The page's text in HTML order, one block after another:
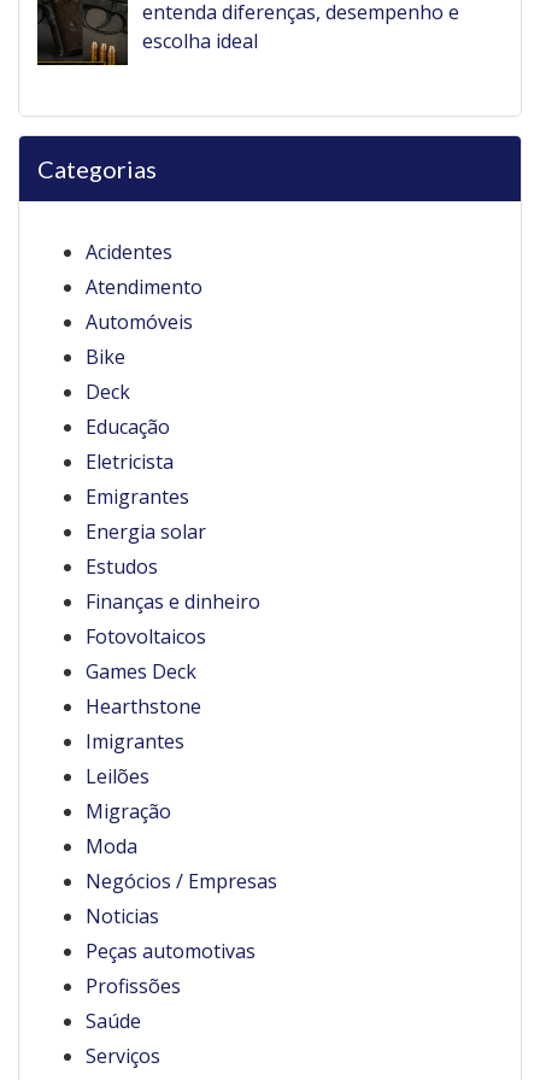
entenda diferenças, desempenho e
escolha ideal
Categorias
Acidentes
Atendimento
Automóveis
Bike
Deck
Educação
Eletricista
Emigrantes
Energia solar
Estudos
Finanças e dinheiro
Fotovoltaicos
Games Deck
Hearthstone
Imigrantes
Leilões
Migração
Moda
Negócios / Empresas
Noticias
Peças automotivas
Profissões
Saúde
Serviços